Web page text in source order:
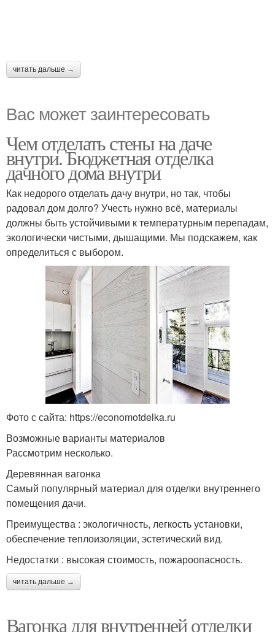
читать дальше →
Вас может заинтересовать
Чем отделать стены на даче
внутри. Бюджетная отделка
дачного дома внутри
Как недорого отделать дачу внутри, но так, чтобы
радовал дом долго? Учесть нужно всё, материалы
должны быть устойчивыми к температурным перепадам,
экологически чистыми, дышащими. Мы подскажем, как
определиться с выбором.
Фото с сайта: https://economotdelka.ru
Возможные варианты материалов
Рассмотрим несколько.
Деревянная вагонка
Самый популярный материал для отделки внутреннего
помещения дачи.
Преимущества : экологичность, легкость установки,
обеспечение теплоизоляции, эстетический вид.
Недостатки : высокая стоимость, пожароопасность.
читать дальше →
Вагонка для внутренней отделки